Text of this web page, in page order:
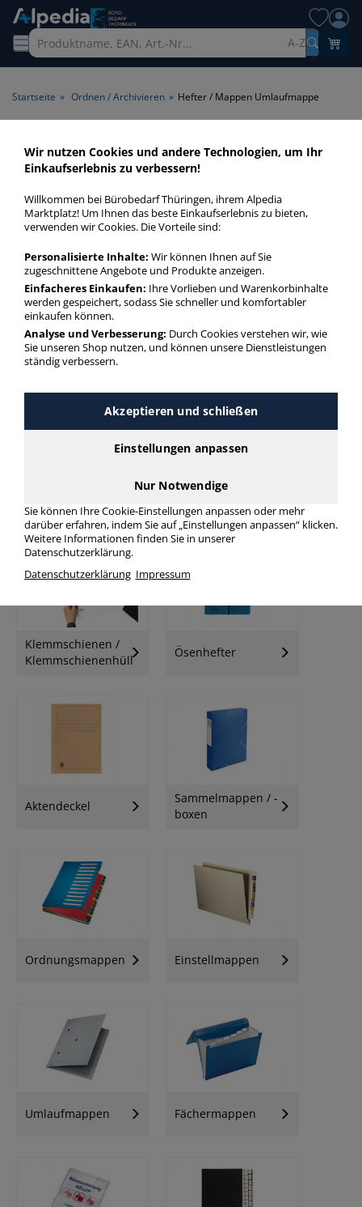
A-Z
Startseite » Ordnen / Archivieren » Hefter / Mappen Umlaufmappe
Hefter / Mappen
Umlaufmappe > Produktart
Umlaufmappe
Hefter / Mappen Umlaufmappe in bester Qualität zum
günstigen Preis. Finden Sie schnell Hefter / Mappen
Umlaufmappe mit unserer Filter-Funktion.
Hefter / Mappen Umlaufmappe
mehr Infos zur Kategorie
Klemmschienen /
Klemmschienenhüllen
Ösenhefter
Aktendeckel
Sammelmappen / -
boxen
Ordnungsmappen Einstellmappen
Umlaufmappen Fächermappen
Wir nutzen Cookies und andere Technologien, um Ihr
Einkaufserlebnis zu verbessern!
Willkommen bei Bürobedarf Thüringen, ihrem Alpedia
Marktplatz! Um Ihnen das beste Einkaufserlebnis zu bieten,
verwenden wir Cookies. Die Vorteile sind:
Personalisierte Inhalte: Wir können Ihnen auf Sie
zugeschnittene Angebote und Produkte anzeigen.
Einfacheres Einkaufen: Ihre Vorlieben und Warenkorbinhalte
werden gespeichert, sodass Sie schneller und komfortabler
einkaufen können.
Analyse und Verbesserung: Durch Cookies verstehen wir, wie
Sie unseren Shop nutzen, und können unsere Dienstleistungen
ständig verbessern.
Akzeptieren und schließen
Einstellungen anpassen
Nur Notwendige
Sie können Ihre Cookie-Einstellungen anpassen oder mehr
darüber erfahren, indem Sie auf „Einstellungen anpassen“ klicken.
Weitere Informationen finden Sie in unserer
Datenschutzerklärung.
Datenschutzerklärung Impressum